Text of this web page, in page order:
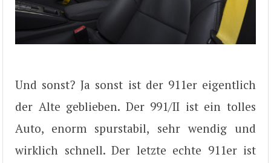
Und sonst? Ja sonst ist der 911er eigentlich
der Alte geblieben. Der 991/II ist ein tolles
Auto, enorm spurstabil, sehr wendig und
wirklich schnell. Der letzte echte 911er ist